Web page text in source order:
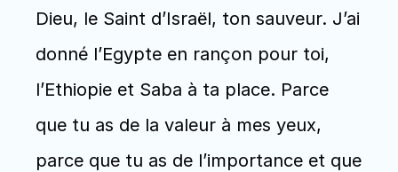
Dieu, le Saint d’Israël, ton sauveur. J’ai
donné l’Egypte en rançon pour toi,
l’Ethiopie et Saba à ta place. Parce
que tu as de la valeur à mes yeux,
parce que tu as de l’importance et que